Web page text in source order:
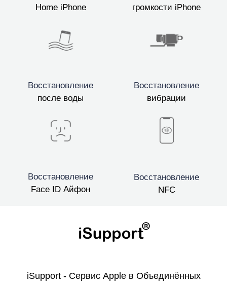
Home iPhone
громкости iPhone
Восстановление
после воды
Восстановление
вибрации
Восстановление
Face ID Айфон
Восстановление
NFC
iSupport - Сервис Apple в Объединённых